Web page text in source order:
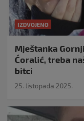
IZDVOJENO
Mještanka
Ćoralić, treba
bitci
25. listopada 2025.